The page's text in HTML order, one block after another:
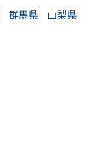
群馬県
山梨県